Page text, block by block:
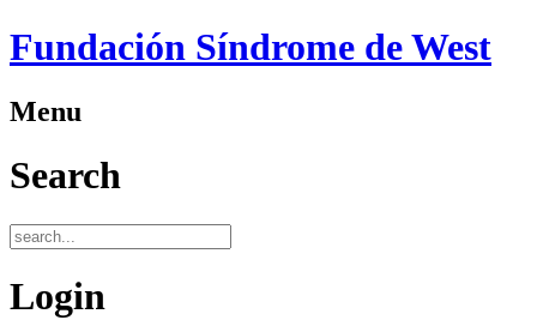
Fundación Síndrome de West
Menu
Search
Login